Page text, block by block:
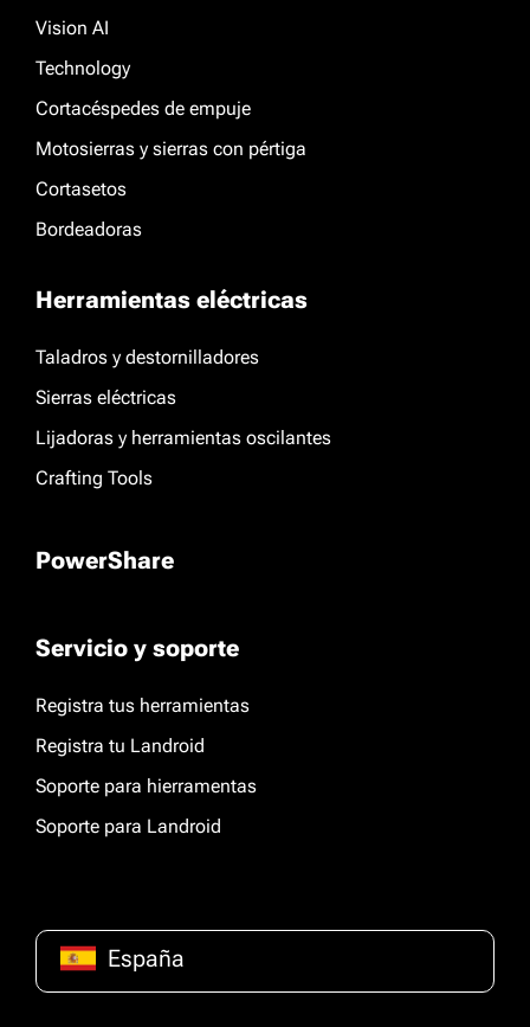
Vision AI
Technology
Cortacéspedes de empuje
Motosierras y sierras con pértiga
Cortasetos
Bordeadoras
Herramientas eléctricas
Taladros y destornilladores
Sierras eléctricas
Lijadoras y herramientas oscilantes
Crafting Tools
PowerShare
Servicio y soporte
Registra tus herramientas
Registra tu Landroid
Soporte para hierramentas
Soporte para Landroid
España